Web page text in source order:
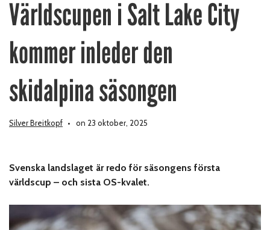
Världscupen i Salt Lake City
kommer inleder den
skidalpina säsongen
Silver Breitkopf on 23 oktober, 2025
Svenska landslaget är redo för säsongens första
världscup – och sista OS-kvalet.